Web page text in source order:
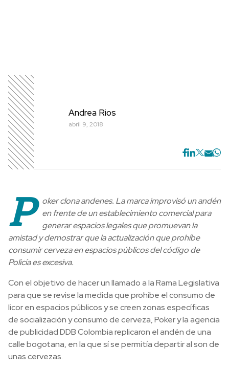
Andrea Rios
abril 9, 2018
P
oker clona andenes. La marca improvisó un andén
en frente de un establecimiento comercial para
generar espacios legales que promuevan la
amistad y demostrar que la actualización que prohíbe
consumir cerveza en espacios públicos del código de
Policía es excesiva.
Con el objetivo de hacer un llamado a la Rama Legislativa
para que se revise la medida que prohíbe el consumo de
licor en espacios públicos y se creen zonas específicas
de socialización y consumo de cerveza, Poker y la agencia
de publicidad DDB Colombia replicaron el andén de una
calle bogotana, en la que sí se permitía departir al son de
unas cervezas.